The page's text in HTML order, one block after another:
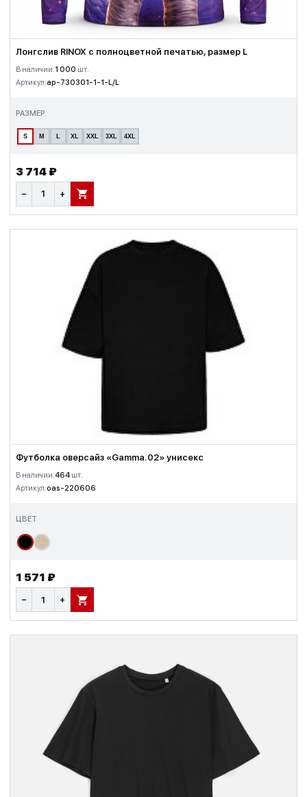
Лонгслив RINOX с полноцветной печатью, размер L
В наличии:1 000 шт.
Артикул:ap-730301-1-1-L/L
РАЗМЕР
S M XL XXL 3XL 4XL
3 714 ₽
− + В КОРЗИНУ
Футболка оверсайз «Gamma.02» унисекс
В наличии:464 шт.
Артикул:oas-220606
ЦВЕТ
1 571 ₽
− + В КОРЗИНУ